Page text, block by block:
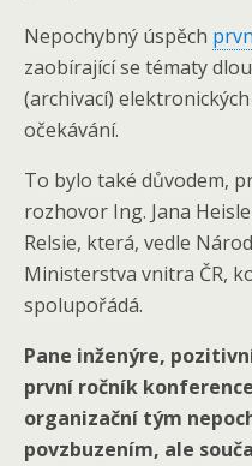
Nepochybný úspěch
zaobírající se tématy
(archivací)
očekávání.
To bylo také důvodem,
rozhovor Ing. Jana
Relsie, která, vedle
Ministerstva vnitra ČR,
spolupořádá.
Pane inženýre,
první ročník
organizační tým
povzbuzením, ale